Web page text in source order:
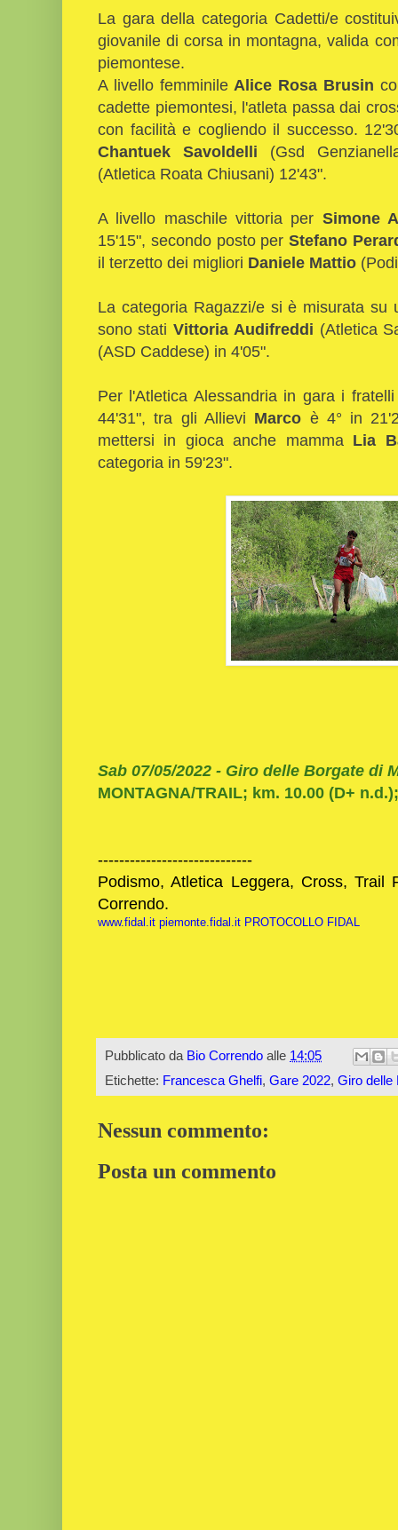
La gara della categoria Cadetti/e
giovanile di corsa in montagna, valida
piemontese.
A livello femminile Alice Rosa Brusin
cadette piemontesi, l'atleta passa dai
con facilità e cogliendo il successo.
Chantuek Savoldelli (Gsd
(Atletica Roata Chiusani) 12'43".
A livello maschile vittoria per Simone
15'15", secondo posto perStefano
il terzetto dei migliori Daniele Mattio
La categoria Ragazzi/e si è misurata
sono stati Vittoria Audifreddi (Atletica
(ASD Caddese) in 4'05".
Per l'Atletica Alessandria in gara i
44'31", tra gli Allievi Marco è 4° in
mettersi in gioca anche mamma Lia
categoria in 59'23".
Sab 07/05/2022 - Giro delle Borgate di
MONTAGNA/TRAIL; km. 10.00 (D+
-----------------------------
Podismo, Atletica Leggera, Cross,
Correndo.
www.fidal.it piemonte.fidal.it PROTOCOLLO FIDAL
Pubblicato da Bio Correndo alle 14:05
Etichette: Francesca Ghelfi, Gare 2022, Giro delle
Nessun commento:
Posta un commento